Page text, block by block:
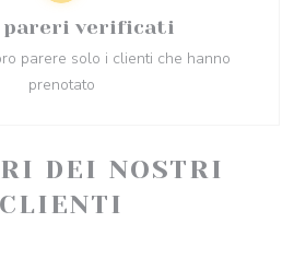
DEI NOSTRI
CLIENTI
pareri verificati
parere solo i clienti che hanno
prenotato